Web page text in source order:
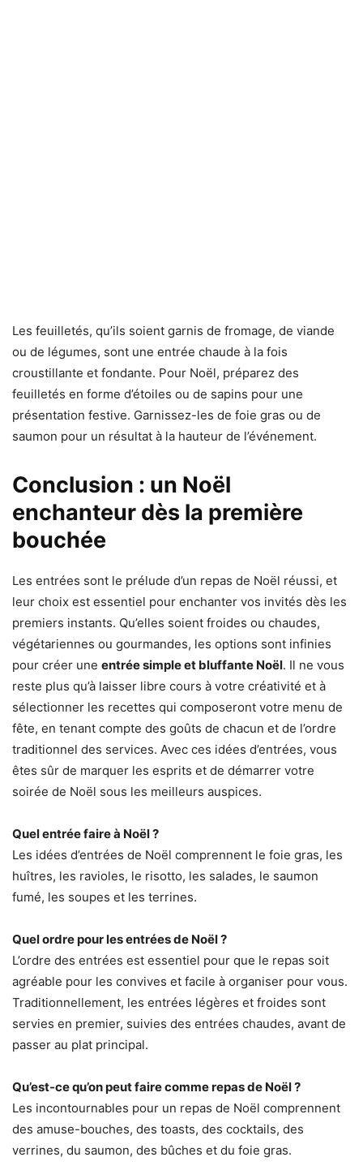
Les feuilletés, qu’ils soient garnis de fromage, de viande
ou de légumes, sont une entrée chaude à la fois
croustillante et fondante. Pour Noël, préparez des
feuilletés en forme d’étoiles ou de sapins pour une
présentation festive. Garnissez-les de foie gras ou de
saumon pour un résultat à la hauteur de l’événement.
Conclusion : un Noël
enchanteur dès la première
bouchée
Les entrées sont le prélude d’un repas de Noël réussi, et
leur choix est essentiel pour enchanter vos invités dès les
premiers instants. Qu’elles soient froides ou chaudes,
végétariennes ou gourmandes, les options sont infinies
pour créer une entrée simple et bluffante Noël. Il ne vous
reste plus qu’à laisser libre cours à votre créativité et à
sélectionner les recettes qui composeront votre menu de
fête, en tenant compte des goûts de chacun et de l’ordre
traditionnel des services. Avec ces idées d’entrées, vous
êtes sûr de marquer les esprits et de démarrer votre
soirée de Noël sous les meilleurs auspices.
Quel entrée faire à Noël ?
Les idées d’entrées de Noël comprennent le foie gras, les
huîtres, les ravioles, le risotto, les salades, le saumon
fumé, les soupes et les terrines.
Quel ordre pour les entrées de Noël ?
L’ordre des entrées est essentiel pour que le repas soit
agréable pour les convives et facile à organiser pour vous.
Traditionnellement, les entrées légères et froides sont
servies en premier, suivies des entrées chaudes, avant de
passer au plat principal.
Qu’est-ce qu’on peut faire comme repas de Noël ?
Les incontournables pour un repas de Noël comprennent
des amuse-bouches, des toasts, des cocktails, des
verrines, du saumon, des bûches et du foie gras.